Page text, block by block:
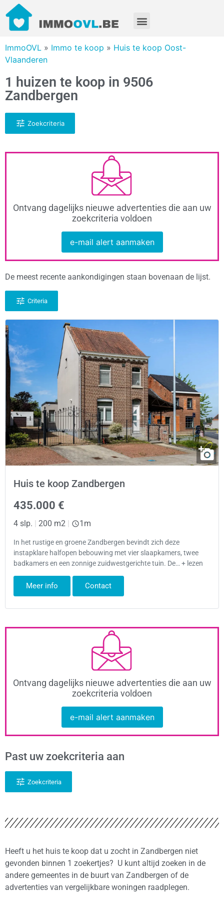
ImmoOVL » Immo te koop » Huis te koop Oost-
Vlaanderen
1 huizen te koop in 9506
Zandbergen
Zoekcriteria
Ontvang dagelijks nieuwe advertenties die aan uw
zoekcriteria voldoen
e-mail alert aanmaken
De meest recente aankondigingen staan bovenaan de lijst.
Criteria
Huis te koop Zandbergen
435.000 €
4 slp. 200 m2 1m
In het rustige en groene Zandbergen bevindt zich deze
instapklare halfopen bebouwing met vier slaapkamers, twee
badkamers en een zonnige zuidwestgerichte tuin. De… + lezen
Meer info Contact
Ontvang dagelijks nieuwe advertenties die aan uw
zoekcriteria voldoen
e-mail alert aanmaken
Past uw zoekcriteria aan
Zoekcriteria
Heeft u het huis te koop dat u zocht in Zandbergen niet
gevonden binnen 1 zoekertjes? U kunt altijd zoeken in de
andere gemeentes in de buurt van Zandbergen of de
advertenties van vergelijkbare woningen raadplegen.